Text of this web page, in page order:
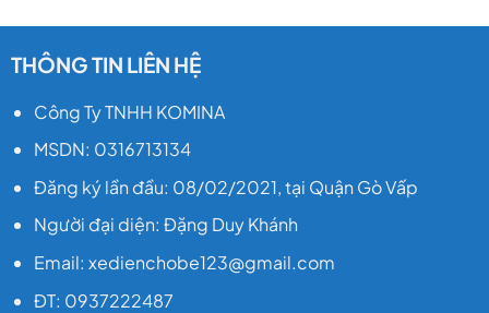
THÔNG TIN LIÊN HỆ
Công Ty TNHH KOMINA
MSDN: 0316713134
Đăng ký lần đầu: 08/02/2021, tại Quận Gò Vấp
Người đại diện: Đặng Duy Khánh
Email: xedienchobe123@gmail.com
ĐT: 0937222487